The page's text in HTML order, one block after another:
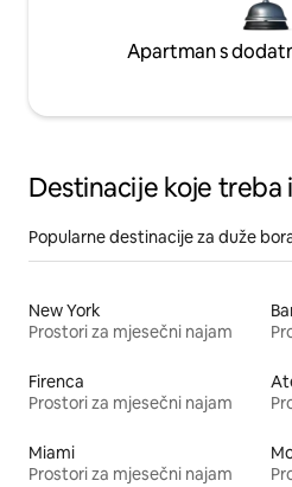
Apartman s
Destinacije koje treba
Popularne destinacije za duže
New York
Prostori za mjesečni najam
Firenca
Prostori za mjesečni najam
Miami
Prostori za mjesečni najam